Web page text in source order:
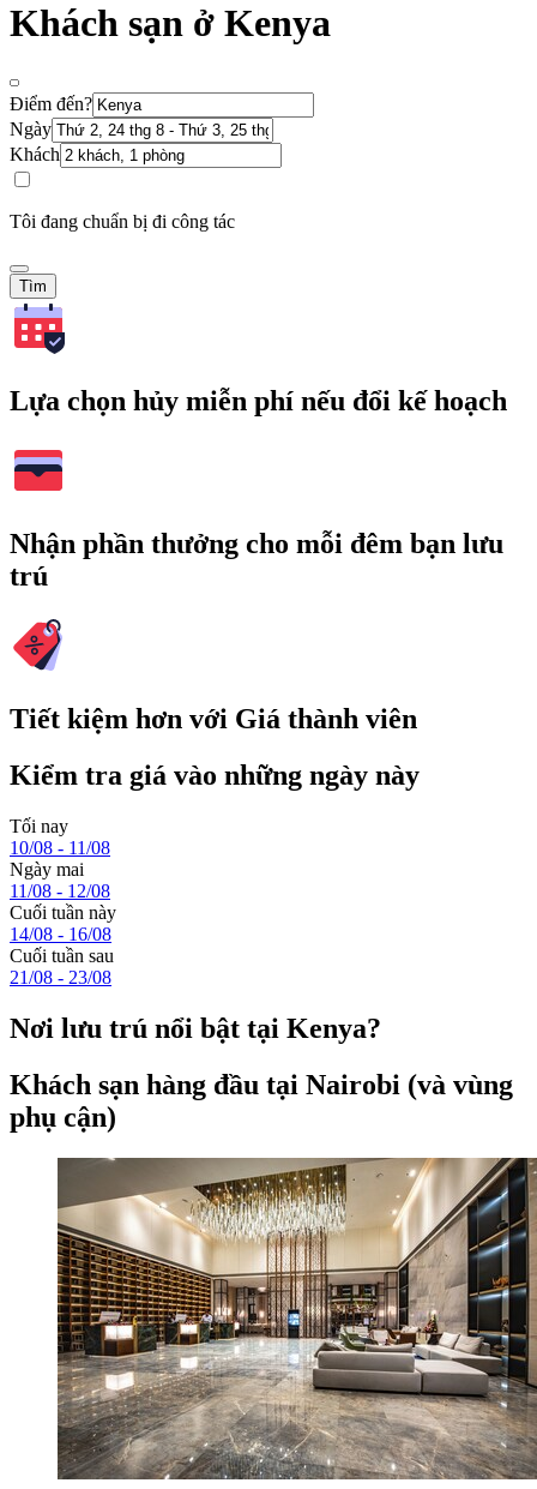
Khách sạn ở Kenya
Điểm đến?
Ngày
Khách
Tôi đang chuẩn bị đi công tác
Tìm
Lựa chọn hủy miễn phí nếu đổi kế hoạch
Nhận phần thưởng cho mỗi đêm bạn lưu
trú
Tiết kiệm hơn với Giá thành viên
Kiểm tra giá vào những ngày này
Tối nay
10/08 - 11/08
Ngày mai
11/08 - 12/08
Cuối tuần này
14/08 - 16/08
Cuối tuần sau
21/08 - 23/08
Nơi lưu trú nổi bật tại Kenya?
Khách sạn hàng đầu tại Nairobi (và vùng
phụ cận)